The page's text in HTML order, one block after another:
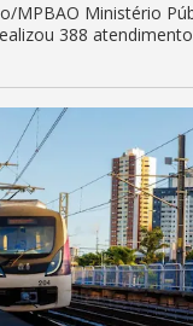
MPBAO Ministério
388